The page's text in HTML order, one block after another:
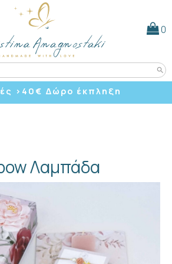
0
search
>40 € Δώρο έκπληξη
Λαμπάδα